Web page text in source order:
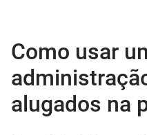
Como usar
alugados na